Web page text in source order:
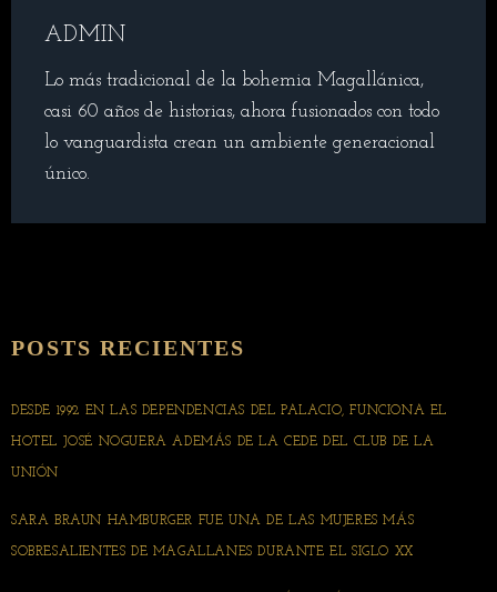
ADMIN
Lo más tradicional de la bohemia Magallánica,
casi 60 años de historias, ahora fusionados con todo
lo vanguardista crean un ambiente generacional
único.
POSTS RECIENTES
DESDE 1992 EN LAS DEPENDENCIAS DEL PALACIO, FUNCIONA EL
HOTEL JOSÉ NOGUERA ADEMÁS DE LA CEDE DEL CLUB DE LA
UNIÓN
SARA BRAUN HAMBURGER FUE UNA DE LAS MUJERES MÁS
SOBRESALIENTES DE MAGALLANES DURANTE EL SIGLO XX